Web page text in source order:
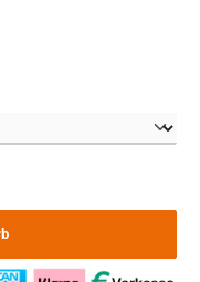
gewünschten Wert ein oder